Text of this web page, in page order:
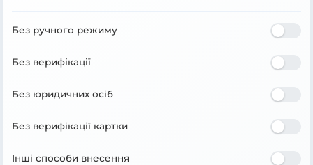
Без ручного режиму
Без верифікації
Без юридичних осіб
Без верифікації картки
Інші способи внесення